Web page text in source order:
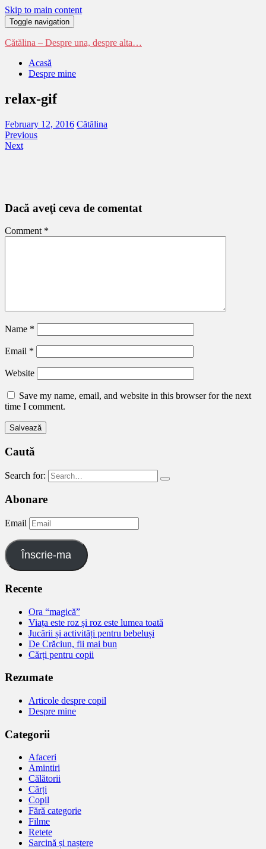
Skip to main content
Toggle navigation
Cătălina – Despre una, despre alta…
Acasă
Despre mine
relax-gif
February 12, 2016 Cătălina
Previous
Next
Dacă aveţi ceva de comentat
Comment *
Name *
Email *
Website
Save my name, email, and website in this browser for the next
time I comment.
Caută
Search for:
Abonare
Email
Înscrie-ma
Recente
Ora “magică”
Viața este roz și roz este lumea toată
Jucării și activități pentru bebeluși
De Crăciun, fii mai bun
Cărți pentru copii
Rezumate
Articole despre copil
Despre mine
Categorii
Afaceri
Amintiri
Călătorii
Cărți
Copil
Fără categorie
Filme
Retete
Sarcină și naștere